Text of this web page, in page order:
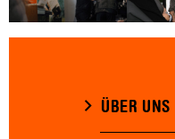
ÜBER UNS